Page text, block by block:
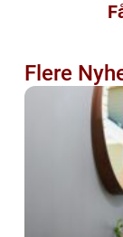
Flere